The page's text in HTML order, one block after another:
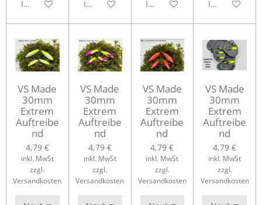
In den WarenkorbIn den WarenkorbIn den WarenkorbIn den
VS Made
30mm
Extrem
Auftreibe
nd
4,79 €
inkl. MwSt
zzgl.
Versandkosten
VS Made
30mm
Extrem
Auftreibe
nd
4,79 €
inkl. MwSt
zzgl.
Versandkosten
VS Made
30mm
Extrem
Auftreibe
nd
4,79 €
inkl. MwSt
zzgl.
Versandkosten
VS Made
30mm
Extrem
Auftreibe
nd
4,79 €
inkl. MwSt
zzgl.
Versandkosten